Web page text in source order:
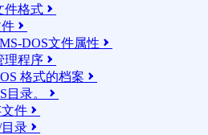
件格式 

DOS文件属性 
理程序 
格式的档案 
目录。 
件 
录 